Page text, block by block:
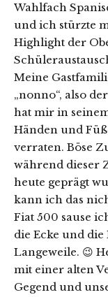
Wahlfach
und ich stürzte
Highlight der
Meine
„nonno“, also
hat mir in
Händen und
verraten. Böse
während dieser
heute geprägt
kann ich das
Fiat 500 sause
die Ecke und
Langeweile. 😉
mit einer alten
Gegend und